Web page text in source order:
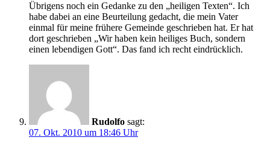
Übrigens noch ein Gedanke zu den „heiligen Texten“. Ich
habe dabei an eine Beurteilung gedacht, die mein Vater
einmal für meine frühere Gemeinde geschrieben hat. Er hat
dort geschrieben „Wir haben kein heiliges Buch, sondern
einen lebendigen Gott“. Das fand ich recht eindrücklich.
Rudolfo sagt:
07. Okt. 2010 um 18:46 Uhr